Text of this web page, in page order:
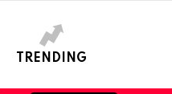
TRENDING